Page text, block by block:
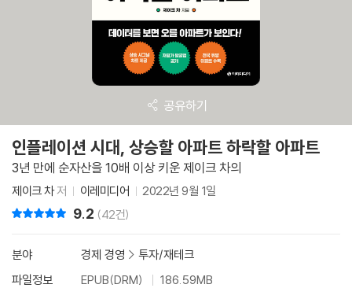
공유하기
인플레이션 시대, 상승할 아파트 하락할 아파트
3년 만에 순자산을 10배 이상 키운 제이크 차의
제이크 차저 이레미디어 2022년 9월 1일
9.2 (42건)
분야 경제 경영 > 투자/재테크
파일정보
EPUB(DRM)
186.59MB